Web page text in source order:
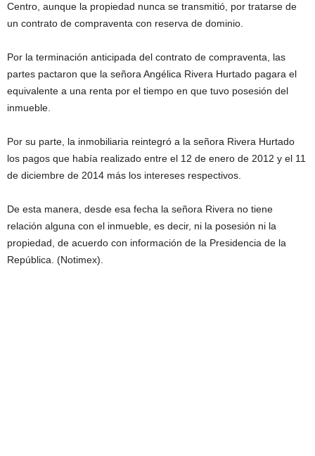
Centro, aunque la propiedad nunca se transmitió, por tratarse de
un contrato de compraventa con reserva de dominio.
Por la terminación anticipada del contrato de compraventa, las
partes pactaron que la señora Angélica Rivera Hurtado pagara el
equivalente a una renta por el tiempo en que tuvo posesión del
inmueble.
Por su parte, la inmobiliaria reintegró a la señora Rivera Hurtado
los pagos que había realizado entre el 12 de enero de 2012 y el 11
de diciembre de 2014 más los intereses respectivos.
De esta manera, desde esa fecha la señora Rivera no tiene
relación alguna con el inmueble, es decir, ni la posesión ni la
propiedad, de acuerdo con información de la Presidencia de la
República. (Notimex).